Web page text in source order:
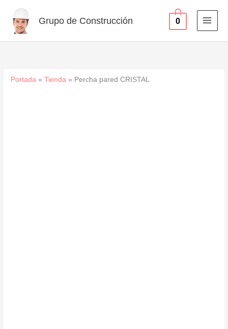
contenido
Grupo de Construcción 0
Portada »Tienda » Percha pared CRISTAL